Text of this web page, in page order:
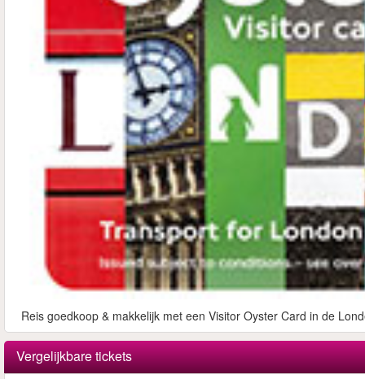
Reis goedkoop & makkelijk met een Visitor Oyster Card in de
Vergelijkbare tickets